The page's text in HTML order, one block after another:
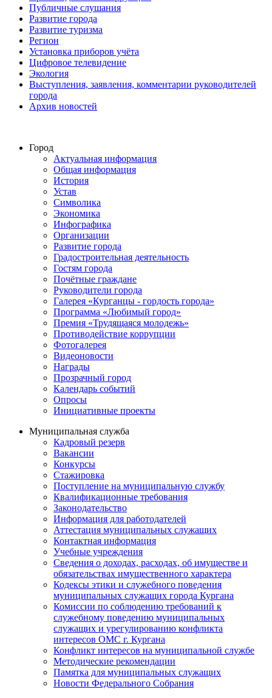
Публичные слушания
Развитие города
Развитие туризма
Регион
Установка приборов учёта
Цифровое телевидение
Экология
Выступления, заявления, комментарии руководителей
города
Архив новостей
Город
Актуальная информация
Общая информация
История
Устав
Символика
Экономика
Инфографика
Организации
Развитие города
Градостроительная деятельность
Гостям города
Почётные граждане
Руководители города
Галерея «Курганцы - гордость города»
Программа «Любимый город»
Премия «Трудящаяся молодежь»
Противодействие коррупции
Фотогалерея
Видеоновости
Награды
Прозрачный город
Календарь событий
Опросы
Инициативные проекты
Муниципальная служба
Кадровый резерв
Вакансии
Конкурсы
Стажировка
Поступление на муниципальную службу
Квалификационные требования
Законодательство
Информация для работодателей
Аттестация муниципальных служащих
Контактная информация
Учебные учреждения
Сведения о доходах, расходах, об имуществе и
обязательствах имущественного характера
Кодексы этики и служебного поведения
муниципальных служащих города Кургана
Комиссии по соблюдению требований к
служебному поведению муниципальных
служащих и урегулированию конфликта
интересов ОМС г. Кургана
Конфликт интересов на муниципальной службе
Методические рекомендации
Памятка для муниципальных служащих
Новости Федерального Cобрания